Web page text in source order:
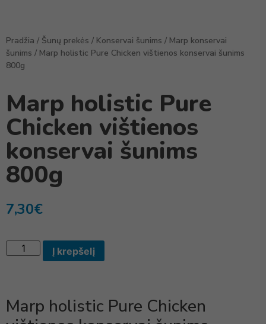
Pradžia / Šunų prekės / Konservai šunims / Marp konservai
šunims / Marp holistic Pure Chicken vištienos konservai šunims
800g
Marp holistic Pure
Chicken vištienos
konservai šunims
800g
7,30€
Į krepšelį
Marp holistic Pure Chicken